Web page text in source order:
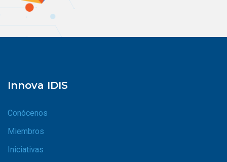
Innova IDIS
Conócenos
Miembros
Iniciativas